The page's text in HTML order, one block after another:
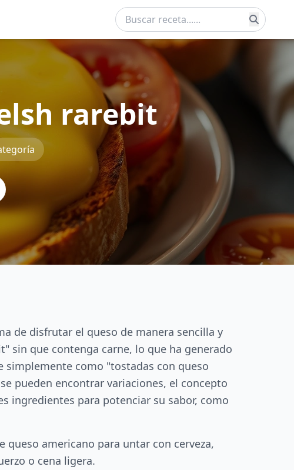
rarebit
de disfrutar el queso de manera sencilla y
sin que contenga carne, lo que ha generado
simplemente como "tostadas con queso
pueden encontrar variaciones, el concepto
ingredientes para potenciar su sabor, como
queso americano para untar con cerveza,
o cena ligera.